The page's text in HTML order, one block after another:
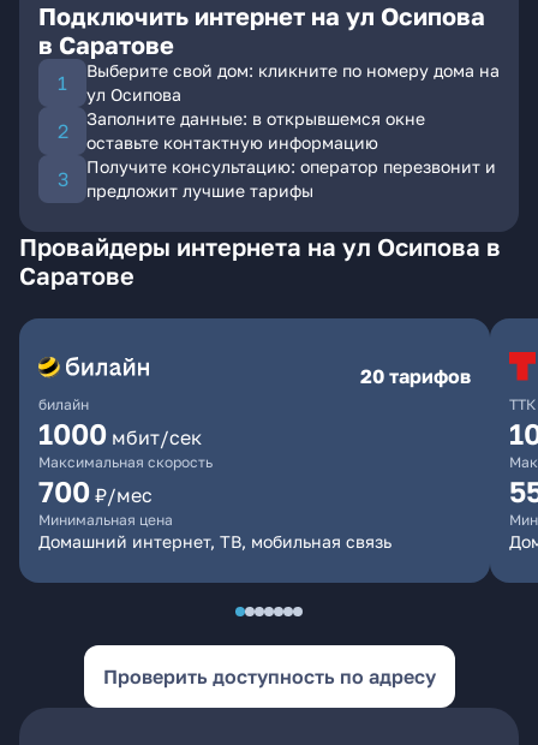
Подключить интернет на ул Осипова
в Саратове
Выберите свой дом: кликните по номеру дома на
ул Осипова
Заполните данные: в открывшемся окне
оставьте контактную информацию
Получите консультацию: оператор перезвонит и
предложит лучшие тарифы
Провайдеры интернета на ул Осипова в
Саратове
билайн
20 тарифов
1000 мбит/сек
Максимальная скорость
700 ₽/мес
Минимальная цена
Домашний интернет, ТВ, мобильная связь
ТТК
Проверить доступность по адресу